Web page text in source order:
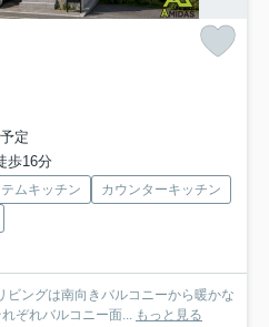
定
歩16分
ムキッチン
カウンターキッチン
ビングは南向きバルコニーから暖かな
ぞれバルコニー面...
もっと見る